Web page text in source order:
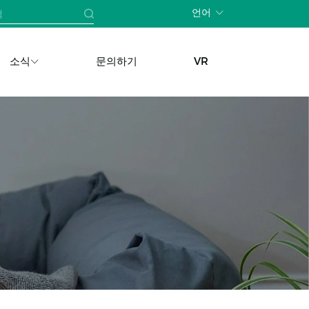
언어
소식 문의하기 VR